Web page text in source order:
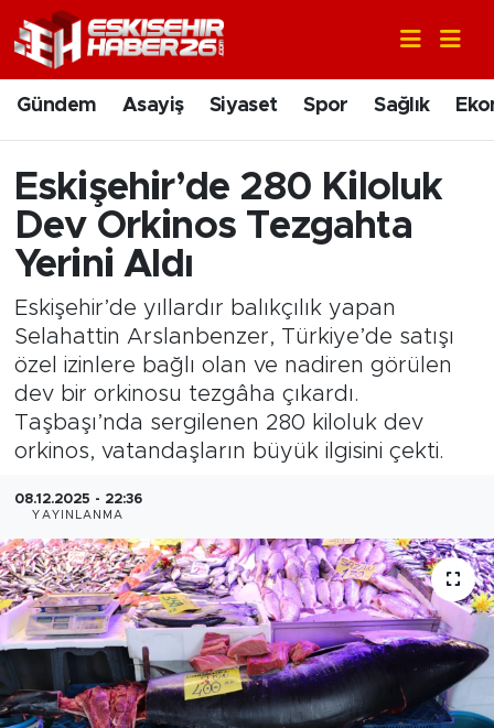
Gündem Asayiş Siyaset Spor Sağlık
Eskişehir’de 280 Kiloluk
Dev Orkinos Tezgahta
Yerini Aldı
Eskişehir’de yıllardır balıkçılık yapan
Selahattin Arslanbenzer, Türkiye’de satışı
özel izinlere bağlı olan ve nadiren görülen
dev bir orkinosu tezgâha çıkardı.
Taşbaşı’nda sergilenen 280 kiloluk dev
orkinos, vatandaşların büyük ilgisini çekti.
08.12.2025 - 22:36
YAYINLANMA
Gündem
Asayiş
Siyaset
Spor
Sağlık
Ekonomi
Eğitim
Teknoloji
Magazin
Dünya
Nöbetçi Eczaneler
Hava Durumu
Trafik Durumu
Süper Lig Puan Durumu ve Fikstür
Tüm Manşetler
Son Dakika Haberleri
Haber Arşivi